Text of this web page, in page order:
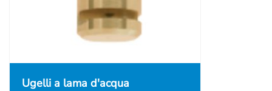
Ugelli a lama d'acqua